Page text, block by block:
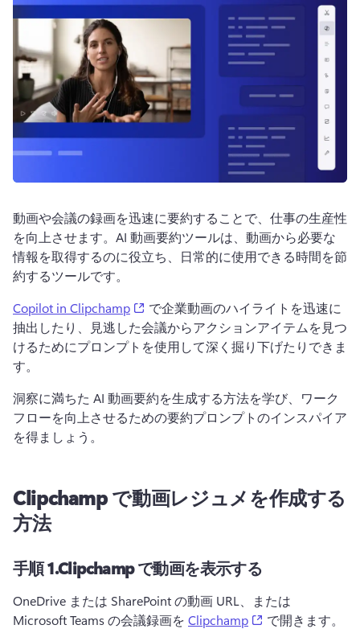
ログイン
無料で試す
動画や会議の録画を迅速に要約することで、仕事の生産性
を向上させます。 AI 動画要約ツールは、動画から必要な
情報を取得するのに役立ち、日常的に使用できる時間を節
約するツールです。
Copilot in Clipchamp
(opens in a new tab)
で企業動画のハイライトを迅速に
抽出したり、見逃した会議からアクションアイテムを見つ
けるためにプロンプトを使用して深く掘り下げたりできま
す。
洞察に満ちた AI 動画要約を生成する方法を学び、ワーク
フローを向上させるための要約プロンプトのインスパイア
を得ましょう。
Clipchamp で動画レジュメを作成する
方法
手順 1.Clipchamp で動画を表示する
OneDrive または SharePoint の動画 URL、または
Microsoft Teams の会議録画を Clipchamp (opens in a new